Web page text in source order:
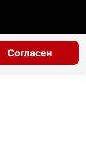
Согласен